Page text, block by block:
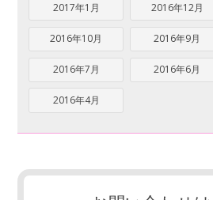
2017年1月 2016年12月
2016年10月 2016年9月
2016年7月 2016年6月
2016年4月